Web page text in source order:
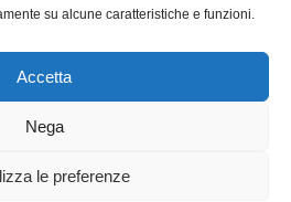
su alcune caratteristiche e funzioni.
Accetta
Nega
le preferenze
Kalaritana Media